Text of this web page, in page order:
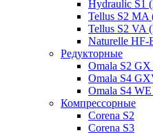
Hydraulic S1
Tellus S2 MA
Tellus S2 VA
Naturelle HF-
Редукторные
Omala S2
Omala S4
Omala S4
Компрессорные
Corena S2
Corena S3